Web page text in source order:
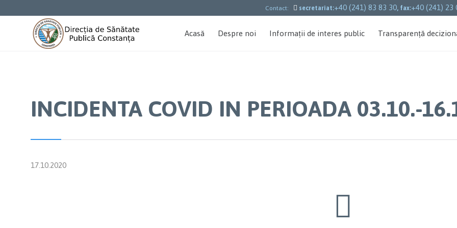
Contact:  secretariat:+40 (241) 83 83 30, fax:+40 (241) 23
Acasă Despre noi Informații de interes public Transparență
INCIDENTA COVID IN PERIOADA 03.10.-
17.10.2020
